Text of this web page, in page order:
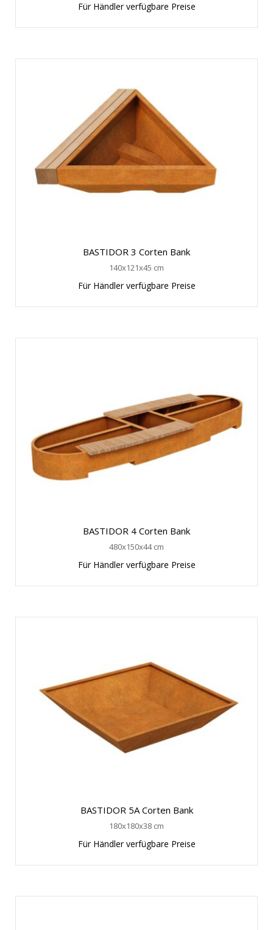
Für Händler verfügbare Preise
BASTIDOR 3 Corten Bank
140x121x45 cm
Für Händler verfügbare Preise
BASTIDOR 4 Corten Bank
480x150x44 cm
Für Händler verfügbare Preise
BASTIDOR 5A Corten Bank
180x180x38 cm
Für Händler verfügbare Preise